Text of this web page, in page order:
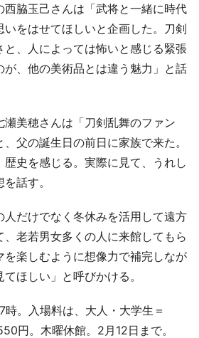
脇玉己さんは「武将と一緒に時代
いをはせてほしいと企画した。刀剣
と、人によっては怖いと感じる緊張
が、他の美術品とは違う魅力」と話
美穂さんは「刀剣乱舞のファン
父の誕生日の前日に家族で来た。
史を感じる。実際に見て、うれし
話す。
だけでなく冬休みを活用して遠方
老若男女多くの人に来館してもら
を楽しむように想像力で補完しなが
ほしい」と呼びかける。
。入場料は、大人・大学生＝
円。木曜休館。2月12日まで。